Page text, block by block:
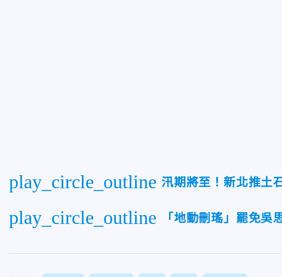
play_circle_outline 汛期將至！新北推土
play_circle_outline 「地動刪瑤」罷免吳